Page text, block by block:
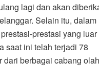
lagi dan akan
Selain itu, dalam
prestasi yang luar
saat ini telah terjadi 78
dari berbagai cabang